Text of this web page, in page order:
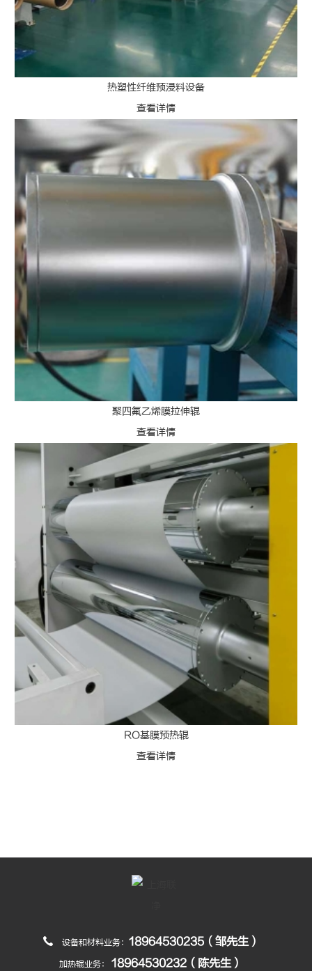
热塑性纤维预浸料设备
查看详情
聚四氟乙烯膜拉伸辊
查看详情
RO基膜预热辊
查看详情
设备和材料业务： 18964530235（邹先生）
加热辊业务： 18964530232（陈先生）